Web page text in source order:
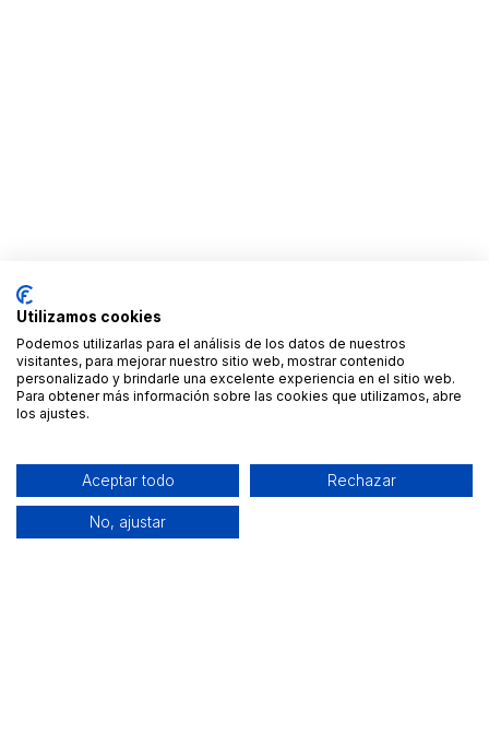
Utilizamos cookies
Podemos utilizarlas para el análisis de los datos de nuestros
visitantes, para mejorar nuestro sitio web, mostrar contenido
personalizado y brindarle una excelente experiencia en el sitio web.
Para obtener más información sobre las cookies que utilizamos, abre
los ajustes.
Aceptar todo Rechazar
No, ajustar